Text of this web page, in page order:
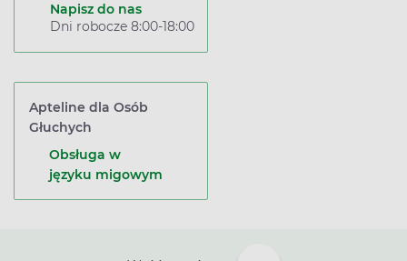
Napisz do nas
Dni robocze 8:00-18:00
Apteline dla Osób
Głuchych
Obsługa w
języku migowym